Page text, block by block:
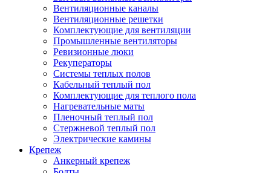
Вентиляционные каналы
Вентиляционные решетки
Комплектующие для вентиляции
Промышленные вентиляторы
Ревизионные люки
Рекуператоры
Системы теплых полов
Кабельный теплый пол
Комплектующие для теплого пола
Нагревательные маты
Пленочный теплый пол
Стержневой теплый пол
Электрические камины
Крепеж
Анкерный крепеж